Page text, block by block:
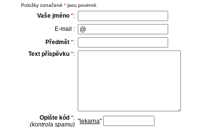
Položky označené * jsou povinné.
Vaše jméno *:
E-mail :
Předmět *:
Text příspěvku *:
Opište kód *:
(kontrola spamu) " lekarna"